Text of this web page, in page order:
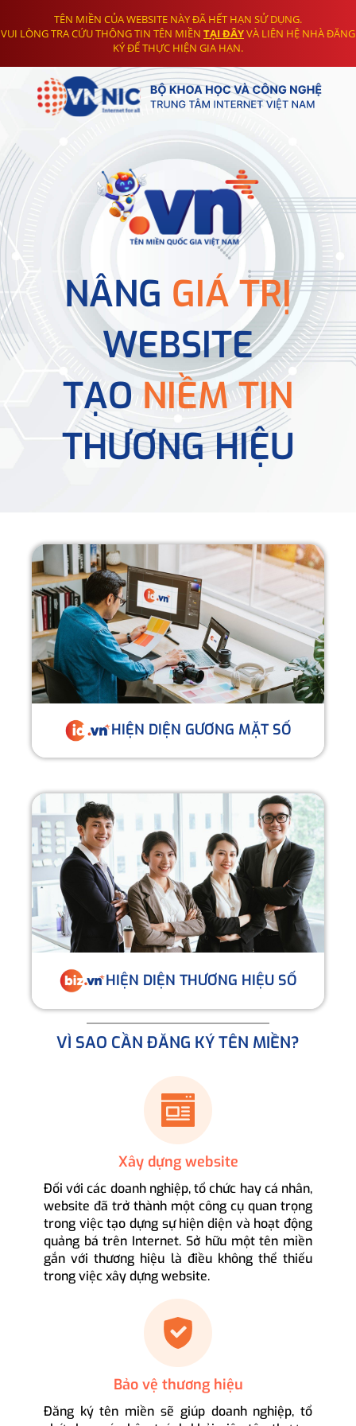
TÊN MIỀN CỦA WEBSITE NÀY ĐÃ HẾT HẠN SỬ DỤNG.
VUI LÒNG TRA CỨU THÔNG TIN TÊN MIỀN TẠI ĐÂYVÀ LIÊN HỆ NHÀ ĐĂNG
KÝ ĐỂ THỰC HIỆN GIA HẠN.
NÂNG GIÁ TRỊ
WEBSITE
TẠONIỀM TIN
THƯƠNG HIỆU
HIỆN DIỆN GƯƠNG MẶT SỐ
HIỆN DIỆN THƯƠNG HIỆU SỐ
VÌ SAO CẦN ĐĂNG KÝ TÊN MIỀN?
Xây dựng website
Đối với các doanh nghiệp, tổ chức hay cá nhân,
website đã trở thành một công cụ quan trọng
trong việc tạo dựng sự hiện diện và hoạt động
quảng bá trên Internet. Sở hữu một tên miền
gắn với thương hiệu là điều không thể thiếu
trong việc xây dựng website.
Bảo vệ thương hiệu
Đăng ký tên miền sẽ giúp doanh nghiệp, tổ